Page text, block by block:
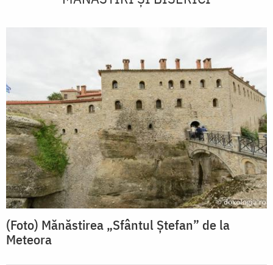
(Foto) Mănăstirea „Sfântul Ștefan” de la
Meteora